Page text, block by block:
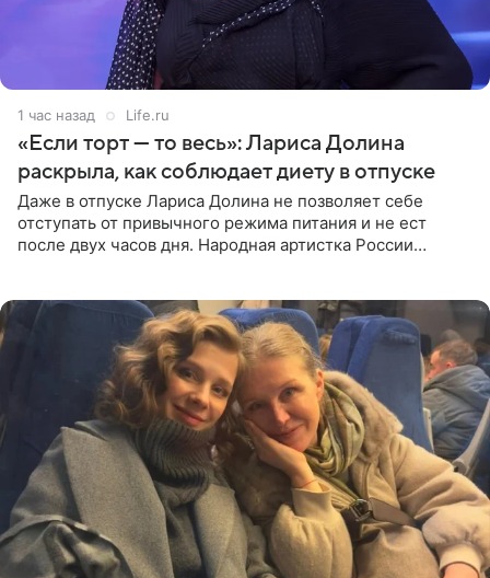
1 час назад Life.ru
«Если торт — то весь»: Лариса Долина
раскрыла, как соблюдает диету в отпуске
Даже в отпуске Лариса Долина не позволяет себе
отступать от привычного режима питания и не ест
после двух часов дня. Народная артистка России